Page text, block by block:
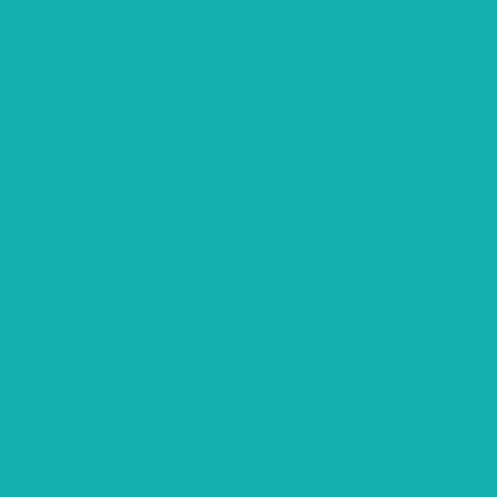
work relies heavily on chance and